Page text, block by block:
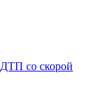
со скорой